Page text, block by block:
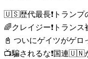
🇺🇸歴代最長❗️トランプ
🌈クレイジー❗️トランス
📓 ついにゲイツがゲロ
📺騙されるな❗️国連🇺🇳